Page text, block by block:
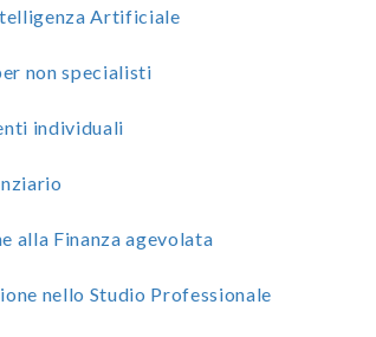
Artificiale
non specialisti
individuali
alla Finanza agevolata
nello Studio Professionale